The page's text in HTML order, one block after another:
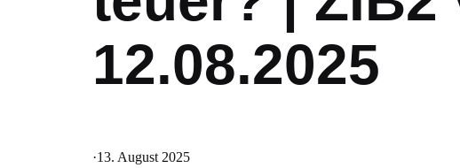
12.08.2025
·13. August 2025